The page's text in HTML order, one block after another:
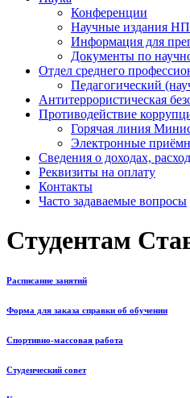
Конференции
Научные издания
Информация для
Документы по
Отдел среднего
Педагогический
Антитеррористическая
Противодействие
Горячая линия
Электронные
Сведения о доходах,
Реквизиты на оплату
Контакты
Часто задаваемые вопросы
Студентам
Расписание занятий
Форма для заказа справки об обучении
Спортивно-массовая работа
Студенческий совет